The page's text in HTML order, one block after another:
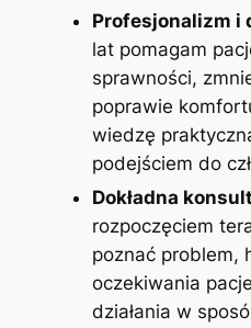
Profesjonalizm i
lat pomagam
sprawności,
poprawie
wiedzę
podejściem do
Dokładna
rozpoczęciem
poznać problem,
oczekiwania
działania w